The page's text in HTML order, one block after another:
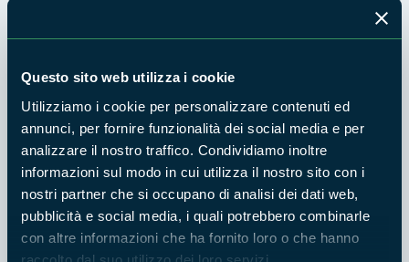
Questo sito web utilizza i cookie
Utilizziamo i cookie per personalizzare contenuti ed
annunci, per fornire funzionalità dei social media e per
analizzare il nostro traffico. Condividiamo inoltre
informazioni sul modo in cui utilizza il nostro sito con i
nostri partner che si occupano di analisi dei dati web,
pubblicità e social media, i quali potrebbero combinarle
con altre informazioni che ha fornito loro o che hanno
Bracconaggio, sequestro e denuncia dei
25 AGO 2025 - PARCO BRACCIANO - MARTIGNANO
Campeggio abusivo e guida fuori strada:
sanzioni nel Parco Bracciano-Martignano
24 FEB 2025 - PARCO BRACCIANO - MARTIGNANO